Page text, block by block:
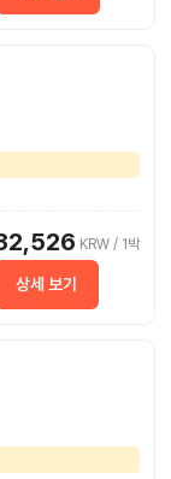
KRW / 1박
상세 보기